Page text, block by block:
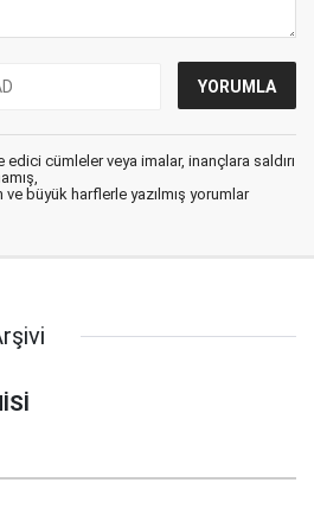
cümleler veya imalar, inançlara saldırı
büyük harflerle yazılmış yorumlar